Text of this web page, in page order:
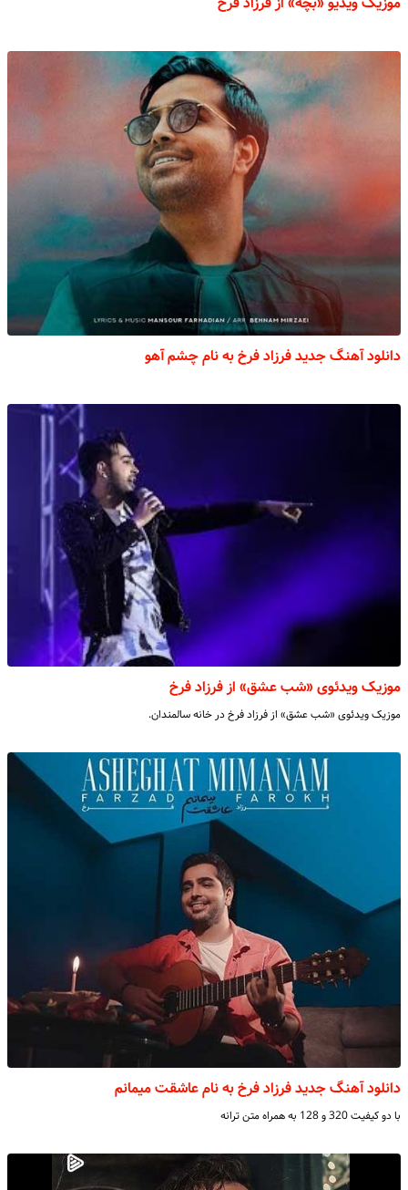
دانلود آهنگ جدید فرزاد فرخ به نام چشم آهو
موزیک ویدئوی «شب عشق» از فرزاد فرخ
موزیک ویدئوی «شب عشق» از فرزاد فرخ در خانه سالمندان.
دانلود آهنگ جدید فرزاد فرخ به نام عاشقت میمانم
با دو کیفیت 320 و 128 به همراه متن ترانه